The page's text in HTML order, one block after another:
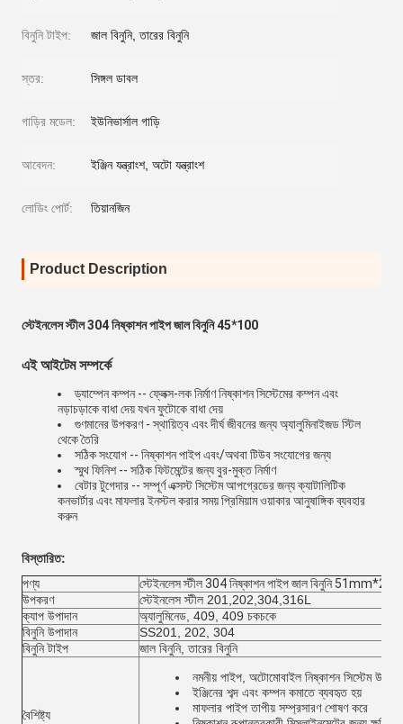
বিনুনি টাইপ: জাল বিনুনি, তারের বিনুনি
স্তর: সিঙ্গল ডাবল
গাড়ির মডেল: ইউনিভার্সাল গাড়ি
আবেদন: ইঞ্জিন যন্ত্রাংশ, অটো যন্ত্রাংশ
লোডিং পোর্ট: তিয়ানজিন
Product Description
স্টেইনলেস স্টীল 304 নিষ্কাশন পাইপ জাল বিনুনি 45*100
এই আইটেম সম্পর্কে
ড্যাম্পেন কম্পন -- ফ্লেক্স-লক নির্মাণ নিষ্কাশন সিস্টেমের কম্পন এবং
নড়াচড়াকে বাধা দেয় যখন ফুটোকে বাধা দেয়
গুণমানের উপকরণ - স্থায়িত্ব এবং দীর্ঘ জীবনের জন্য অ্যালুমিনাইজড স্টিল
থেকে তৈরি
সঠিক সংযোগ -- নিষ্কাশন পাইপ এবং/অথবা টিউব সংযোগের জন্য
স্মুথ ফিনিশ -- সঠিক ফিটমেন্টের জন্য বুর-মুক্ত নির্মাণ
বেটার টুগেদার -- সম্পূর্ণ এক্সস্ট সিস্টেম আপগ্রেডের জন্য ক্যাটালিটিক
কনভার্টার এবং মাফলার ইনস্টল করার সময় প্রিমিয়াম ওয়াকার আনুষাঙ্গিক ব্যবহার
করুন
বিস্তারিত:
পণ্য
স্টেইনলেস স্টীল 304 নিষ্কাশন পাইপ জাল বিনুনি
উপকরণ
স্টেইনলেস স্টীল 201,202,304,316L
ক্যাপ উপাদান
অ্যালুমিনেড, 409, 409 চকচকে
বিনুনি উপাদান
SS201, 202, 304
বিনুনি টাইপ
জাল বিনুনি, তারের বিনুনি
বৈশিষ্ট্য
নমনীয় পাইপ, অটোমোবাইল নিষ্কাশন সিস্টেম
ইঞ্জিনের শব্দ এবং কম্পন কমাতে ব্যবহৃত হয়
মাফলার পাইপ তাপীয় সম্প্রসারণ শোষণ করে